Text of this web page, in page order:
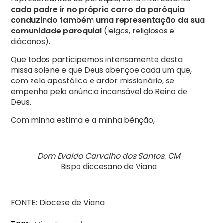
cada padre ir no próprio carro da paróquia
conduzindo também uma representação da sua
comunidade paroquial (leigos, religiosos e
diáconos).
Que todos participemos intensamente desta
missa solene e que Deus abençoe cada um que,
com zelo apostólico e ardor missionário, se
empenha pelo anúncio incansável do Reino de
Deus.
Com minha estima e a minha bênção,
Dom Evaldo Carvalho dos Santos, CM
Bispo diocesano de Viana
FONTE: Diocese de Viana